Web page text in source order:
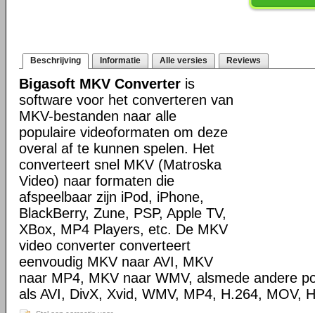
Beschrijving Informatie Alle versies Reviews
Bigasoft MKV Converter is
software voor het converteren van
MKV-bestanden naar alle
populaire videoformaten om deze
overal af te kunnen spelen. Het
converteert snel MKV (Matroska
Video) naar formaten die
afspeelbaar zijn iPod, iPhone,
BlackBerry, Zune, PSP, Apple TV,
XBox, MP4 Players, etc. De MKV
video converter converteert
eenvoudig MKV naar AVI, MKV
naar MP4, MKV naar WMV, alsmede andere
als AVI, DivX, Xvid, WMV, MP4, H.264, MOV,